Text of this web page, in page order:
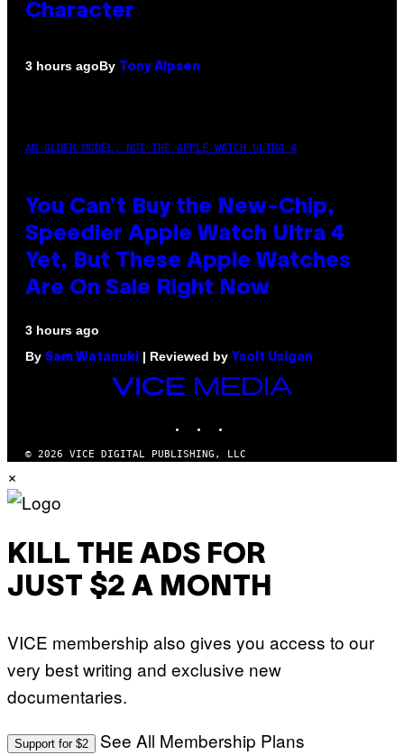
Character
3 hours agoBy Tony Alpsen
AN OLDER MODEL, NOT THE APPLE WATCH ULTRA 4
You Can’t Buy the New-Chip,
Speedier Apple Watch Ultra 4
Yet, But These Apple Watches
Are On Sale Right Now
3 hours ago
By Sam Watanuki | Reviewed by Ysolt Usigan
VICE
MEDIA
© 2026 VICE DIGITAL PUBLISHING, LLC
×
KILL THE ADS FOR
JUST $2 A MONTH
VICE membership also gives you access to our
very best writing and exclusive new
documentaries.
Support for $2 See All Membership Plans